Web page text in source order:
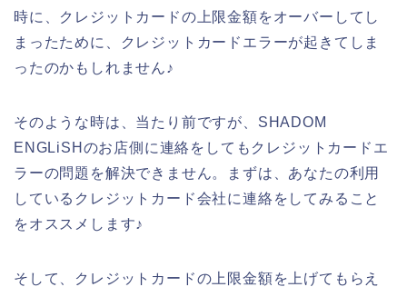
時に、クレジットカードの上限金額をオーバーしてし
まったために、クレジットカードエラーが起きてしま
ったのかもしれません♪
そのような時は、当たり前ですが、SHADOM
ENGLiSHのお店側に連絡をしてもクレジットカードエ
ラーの問題を解決できません。まずは、あなたの利用
しているクレジットカード会社に連絡をしてみること
をオススメします♪
そして、クレジットカードの上限金額を上げてもらえ